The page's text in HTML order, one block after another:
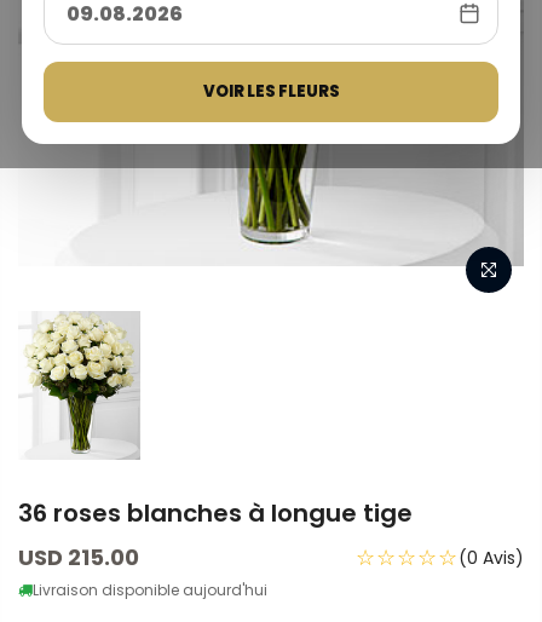
VOIR LES FLEURS
36 roses blanches à longue tige
USD 215.00
Livraison disponible aujourd'hui
☆☆☆☆☆(0 Avis)